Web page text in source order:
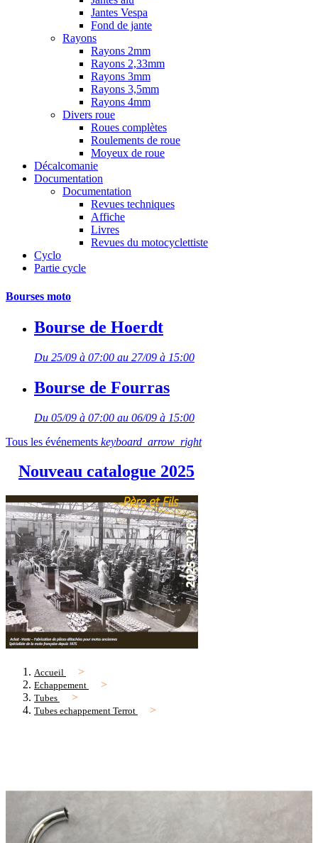
Jantes Vespa
Fond de jante
Rayons
Rayons 2mm
Rayons 2,33mm
Rayons 3mm
Rayons 3,5mm
Rayons 4mm
Divers roue
Roues complètes
Roulements de roue
Moyeux de roue
Décalcomanie
Documentation
Documentation
Revues techniques
Affiche
Livres
Revues du motocyclettiste
Cyclo
Partie cycle
Bourses moto
Bourse de Hoerdt
Du 25/09 à 07:00 au 27/09 à 15:00
Bourse de Fourras
Du 05/09 à 07:00 au 06/09 à 15:00
Tous les événements keyboard_arrow_right
Nouveau catalogue 2025
Accueil
Echappement
Tubes
Tubes echappement Terrot